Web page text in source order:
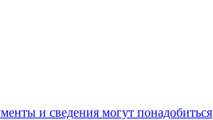
и сведения могут понадобиться